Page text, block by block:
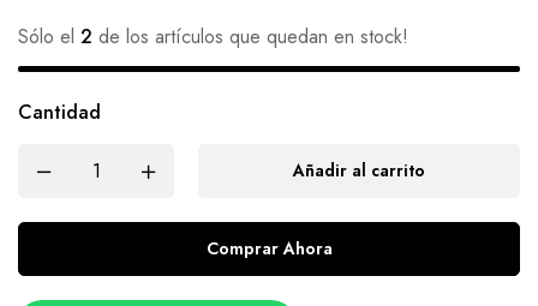
Sólo el 2 de los artículos que quedan en stock!
Cantidad
Añadir al carrito
Comprar Ahora